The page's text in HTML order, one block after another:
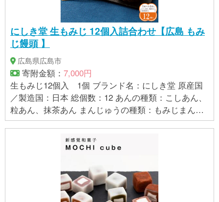
にしき堂 生もみじ 12個入詰合わせ【広島 もみ
じ饅頭 】
広島県広島市
寄附金額： 7,000円
生もみじ12個入 1個 ブランド名：にしき堂 原産国
／製造国：日本 総個数：12 あんの種類：こしあん、
粒あん、抹茶あん まんじゅうの種類：もみじまんじ
ゅう 産地（都道府県）：広島 アレルギー物質：卵、
大豆 製造者：株式会社にしき堂 広島県広島市東区
光町1丁目13‐23 【賞味期限】 製造から14日未満
業者の指定に基づき掲載しており、一切の内容を保
証するものではございません。 ※ご不明の点がござい
ましたら事業者まで直接お問い合わせ下さい。